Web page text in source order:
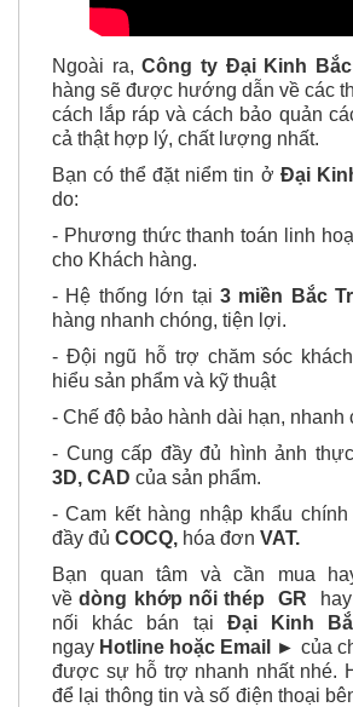
Ngoài ra,Công ty Đại Kinh Bắc
hàng sẽ được hướng dẫn về các
cách lắp ráp và cách bảo quản
cả thật hợp lý, chất lượng nhất.
Bạn có thể đặt niểm tin ở Đại
do:
- Phương thức thanh toán linh
cho Khách hàng.
- Hệ thống lớn tại 3 miền Bắc
hàng nhanh chóng, tiện lợi.
- Đội ngũ hỗ trợ chăm sóc
hiểu sản phẩm và kỹ thuật
- Chế độ bảo hành dài hạn, nhanh
- Cung cấp đầy đủ hình ảnh
3D, CAD của sản phẩm.
- Cam kết hàng nhập khẩu chính
đầy đủ COCQ, hóa đơn VAT.
Bạn quan tâm và cần mua
vềdòng khớp nối thép GR
nối khác bán tại Đại Kinh
ngay Hotline hoặc Email ► của
được sự hỗ trợ nhanh nhất nhé.
để lại thông tin và số điện thoại